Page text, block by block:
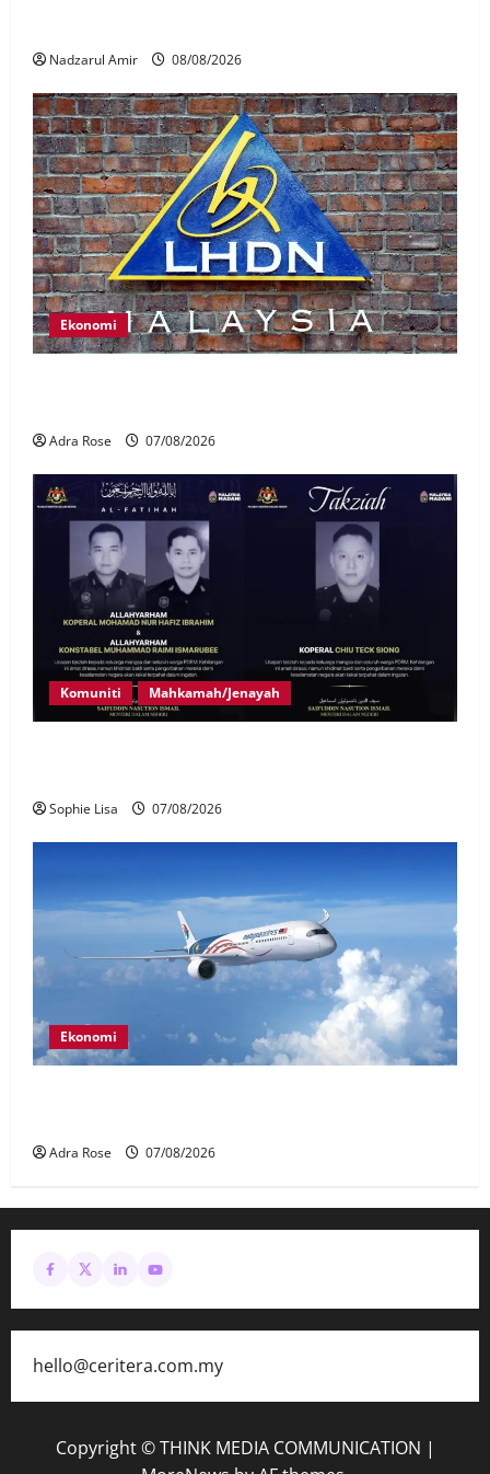
Nadzarul Amir 08/08/2026
Ekonomi
Adra Rose 07/08/2026
Komuniti Mahkamah/Jenayah
Sophie Lisa 07/08/2026
Ekonomi
Adra Rose 07/08/2026
hello@ceritera.com.my
Copyright © THINK MEDIA COMMUNICATION |